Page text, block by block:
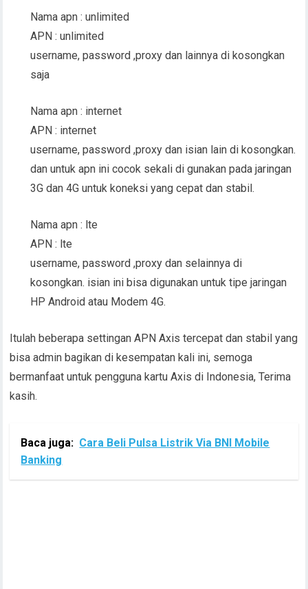
Nama apn : unlimited
APN : unlimited
username, password ,proxy dan lainnya di kosongkan
saja
Nama apn : internet
APN : internet
username, password ,proxy dan isian lain di kosongkan.
dan untuk apn ini cocok sekali di gunakan pada jaringan
3G dan 4G untuk koneksi yang cepat dan stabil.
Nama apn : lte
APN : lte
username, password ,proxy dan selainnya di
kosongkan. isian ini bisa digunakan untuk tipe jaringan
HP Android atau Modem 4G.
Itulah beberapa settingan APN Axis tercepat dan stabil yang
bisa admin bagikan di kesempatan kali ini, semoga
bermanfaat untuk pengguna kartu Axis di Indonesia, Terima
kasih.
Baca juga: Cara Beli Pulsa Listrik Via BNI Mobile
Banking